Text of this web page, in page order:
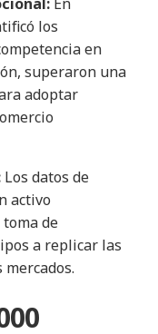
los
en
superaron una
adoptar
Los datos de
activo
de
a replicar las